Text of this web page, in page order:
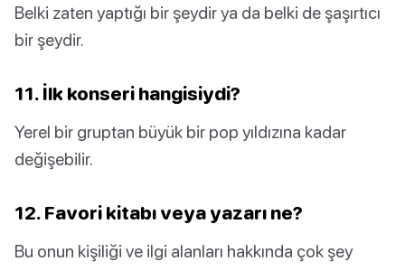
Belki zaten yaptığı bir şeydir ya da belki de şaşırtıcı
bir şeydir.
11. İlk konseri hangisiydi?
Yerel bir gruptan büyük bir pop yıldızına kadar
değişebilir.
12. Favori kitabı veya yazarı ne?
Bu onun kişiliği ve ilgi alanları hakkında çok şey